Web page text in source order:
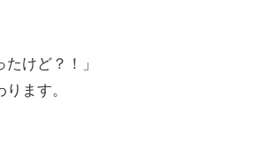
けど？！」
ます。